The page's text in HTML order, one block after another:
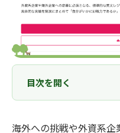
目次を開く
海外への挑戦や外資系